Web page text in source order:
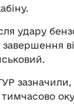
удару
завершення
зазначили,